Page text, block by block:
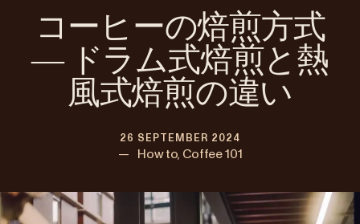
Japan (日本語)
New Zealand
Singapore
United Kingdom
Sign in
Register
コーヒーの焙煎方式
― ドラム式焙煎と熱
風式焙煎の違い
26 SEPTEMBER 2024
— How to, Coffee 101